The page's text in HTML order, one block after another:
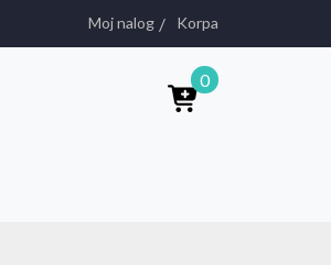
Moj nalog Korpa
0